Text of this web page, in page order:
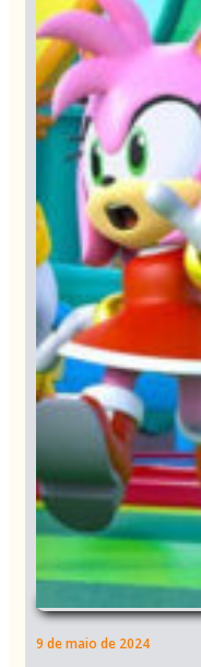
9 de maio de 2024